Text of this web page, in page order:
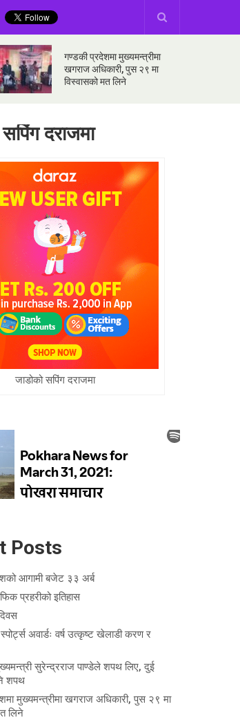
गण्डकी प्रदेशमा मुख्यमन्त्रीमा
खगराज अधिकारी, पुस २९ मा
विस्वासको मत लिने
दराजमा
जाडोको सपिंग दराजमा
Posts
आगामी बजेट ३३ अर्ब
प्रहरीको इतिहास
अवार्डः वर्ष उत्कृष्ट खेलाडी करण र
सुरेन्द्रराज पाण्डेले शपथ लिए, दुई
शपथ
मुख्यमन्त्रीमा खगराज अधिकारी, पुस २९ मा
लिने